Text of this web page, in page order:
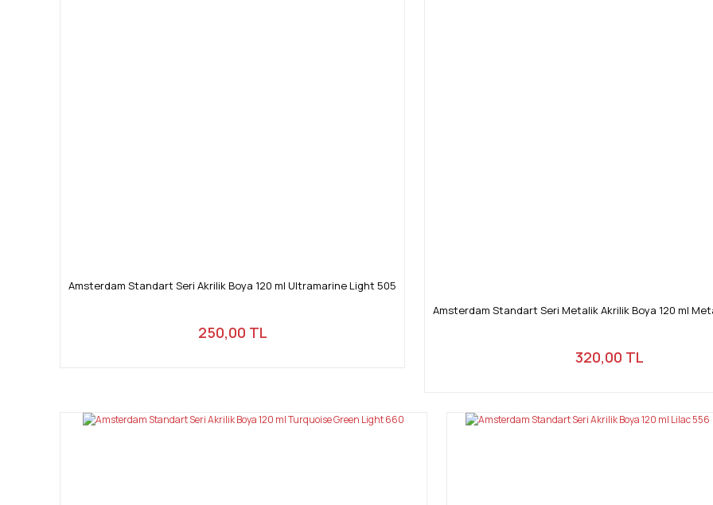
Amsterdam Standart Seri Akrilik Boya 120 ml Ultramarine Light 505
250,00 TL
Amsterdam Standart Seri Metalik Akrilik Boya 120 ml
320,00 TL